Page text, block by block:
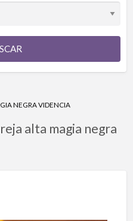
NEGRA VIDENCIA
alta magia negra